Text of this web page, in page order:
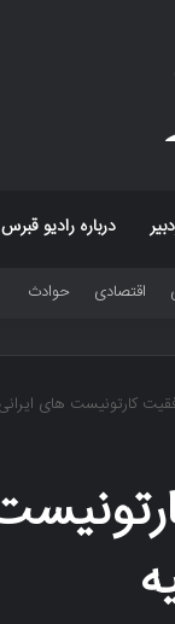
درباره رادیو قبرس
اقتصادی حوادث
کارتونیست های